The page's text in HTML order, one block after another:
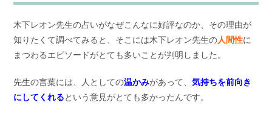
木下レオン先生の占いがなぜこんなに好評なのか、その理由が
知りたくて調べてみると、そこには木下レオン先生の人間性に
まつわるエピソードがとても多いことが判明しました。
先生の言葉には、人としての温かみがあって、気持ちを前向き
にしてくれるという意見がとても多かったんです。